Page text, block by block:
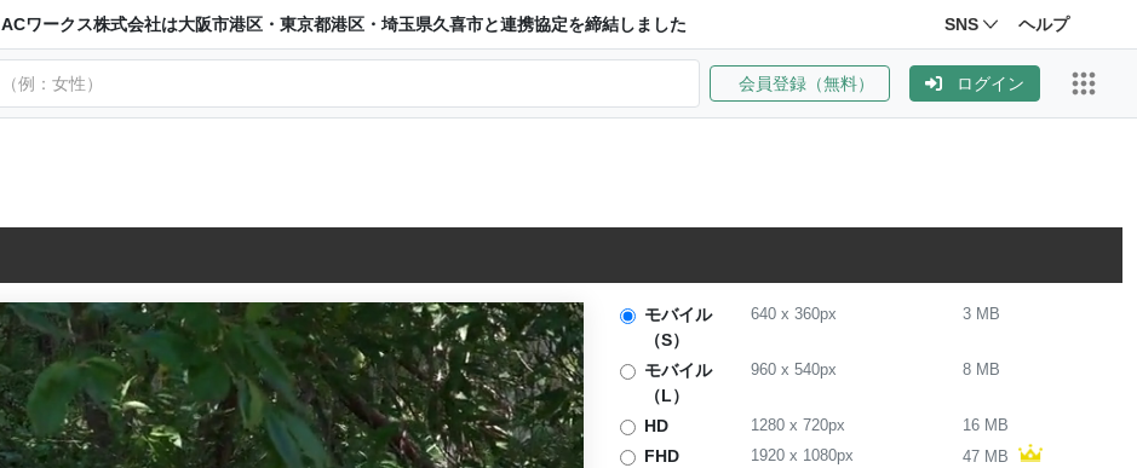
ACワークス株式会社は大阪市港区・東京都港区・埼玉県久喜市と連携協定を締結しました SNS ヘルプ
会員登録（無料） ログイン
モバイル
（S）
640x 360px 3 MB
モバイル
（L）
960x 540px 8 MB
HD 1280x 720px 16 MB
FHD 1920x 1080px 47 MB